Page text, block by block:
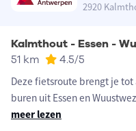
2920
Kalmthout - Essen -
51 km 4.5/5
Deze fietsroute brengt je
buren uit Essen en
meer lezen